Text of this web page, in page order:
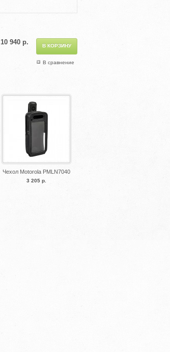
В сравнение
10 940 р.
Чехол Motorola PMLN7040
3 205 р.